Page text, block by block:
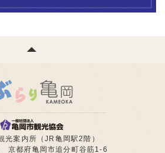
光案内所（JR亀岡駅2階）
都府亀岡市追分町谷筋1-6